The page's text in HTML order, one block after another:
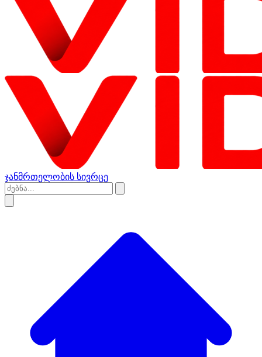
ჯანმრთელობის სივრცე